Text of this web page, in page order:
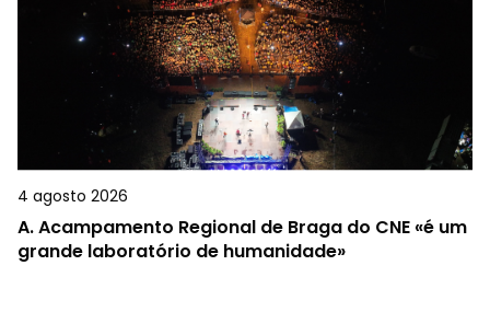
4 agosto 2026
A.Acampamento Regional de Braga do CNE «é um
grande laboratório de humanidade»